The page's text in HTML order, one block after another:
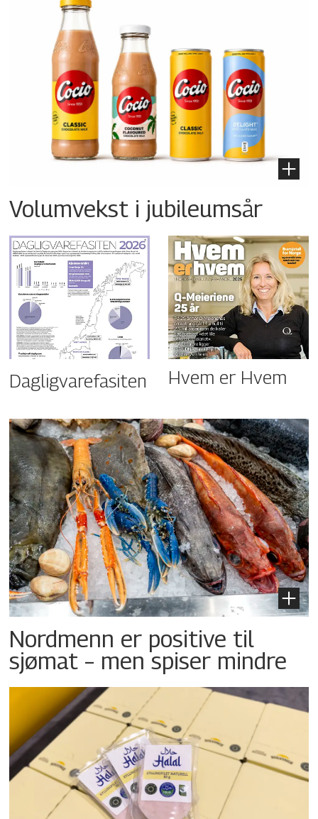
Volumvekst i jubileumsår
Dagligvarefasiten Hvem er Hvem
Nordmenn er positive til
sjømat – men spiser mindre